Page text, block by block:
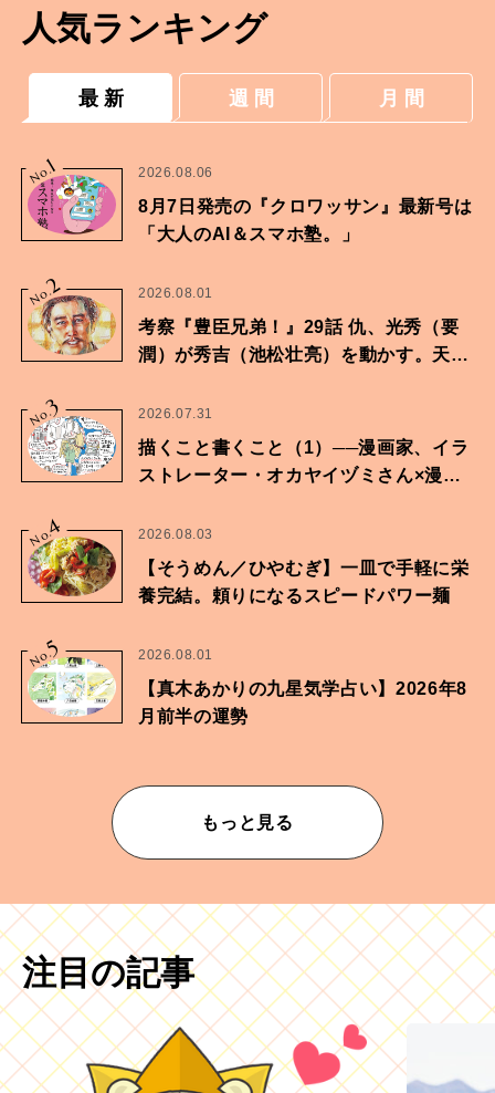
人気ランキング
最 新 週 間 月 間
No.
1 2026.08.06
8月7日発売の『クロワッサン』最新号は
「大人のAI＆スマホ塾。」
No.2 2026.08.01
考察『豊臣兄弟！』29話 仇、光秀（要
潤）が秀吉（池松壮亮）を動かす。天下
No.
3 2026.07.31
描くこと書くこと（1）──漫画家、イラ
ストレーター・オカヤイヅミさん×漫画
No.
4 2026.08.03
【そうめん／ひやむぎ】一皿で手軽に栄
養完結。頼りになるスピードパワー麺
No.
5 2026.08.01
【真木あかりの九星気学占い】2026年8
月前半の運勢
もっと見る
注目の記事